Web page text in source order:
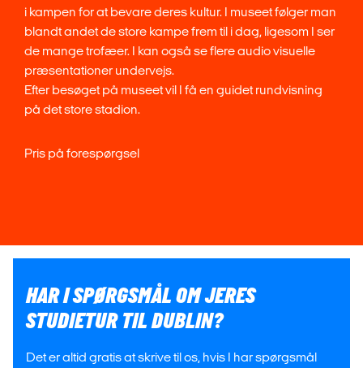
i kampen for at bevare deres kultur. I museet følger man
blandt andet de store kampe frem til i dag, ligesom I ser
de mange trofæer. I kan også se flere audio visuelle
præsentationer undervejs.
Efter besøget på museet vil I få en guidet rundvisning
på det store stadion.
Pris på forespørgsel
HAR I SPØRGSMÅL OM JERES
STUDIETUR TIL DUBLIN?
Det er altid gratis at skrive til os, hvis I har spørgsmål